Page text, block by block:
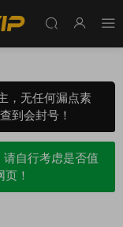
，无任何漏点素
到会封号！
自行考虑是否值
！